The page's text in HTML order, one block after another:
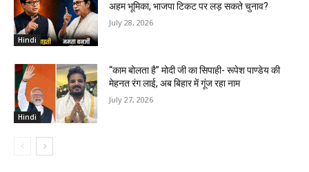
Hindi
अहम भूमिका, भाजपा टिकट पर लड़ सकते चुनाव?
July 28, 2026
Hindi
“काम बोलता है” मोदी जी का सिपाही- रूपेश पाण्डेय की
मेहनत रंग लाई, अब बिहार में गूंज रहा नाम
July 27, 2026